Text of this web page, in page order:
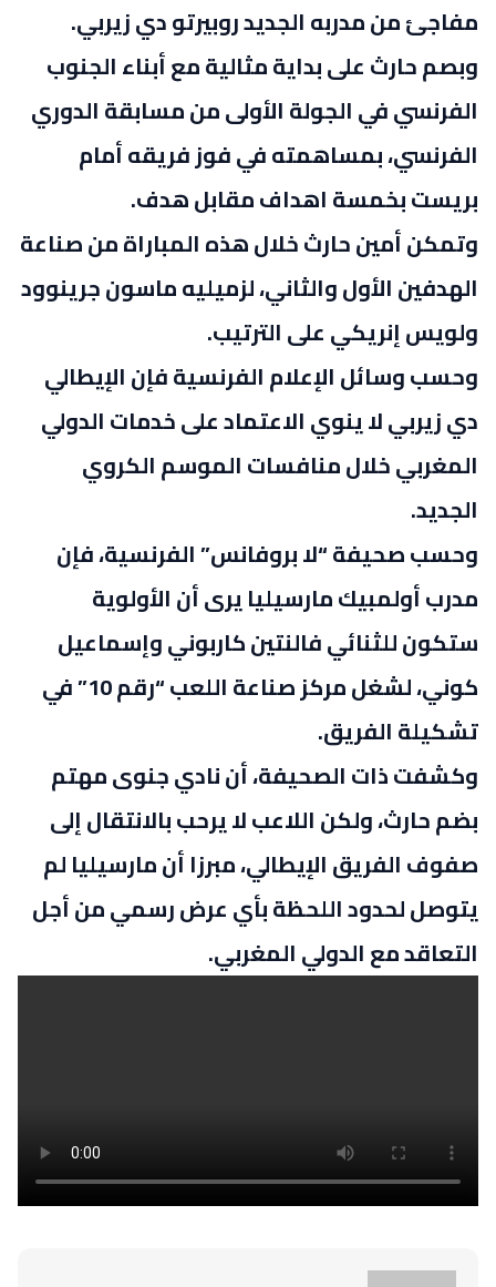
مفاجئ من مدربه الجديد روبيرتو دي زيربي.
وبصم حارث على بداية مثالية مع أبناء الجنوب
الفرنسي في الجولة الأولى من مسابقة الدوري
الفرنسي، بمساهمته في فوز فريقه أمام
بريست بخمسة اهداف مقابل هدف.
وتمكن أمين حارث خلال هذه المباراة من صناعة
الهدفين الأول والثاني، لزميليه ماسون جرينوود
ولويس إنريكي على الترتيب.
وحسب وسائل الإعلام الفرنسية فإن الإيطالي
دي زيربي لا ينوي الاعتماد على خدمات الدولي
المغربي خلال منافسات الموسم الكروي
الجديد.
وحسب صحيفة “لا بروفانس” الفرنسية، فإن
مدرب أولمبيك مارسيليا يرى أن الأولوية
ستكون للثنائي فالنتين كاربوني وإسماعيل
كوني، لشغل مركز صناعة اللعب “رقم 10” في
تشكيلة الفريق.
وكشفت ذات الصحيفة، أن نادي جنوى مهتم
بضم حارث، ولكن اللاعب لا يرحب بالانتقال إلى
صفوف الفريق الإيطالي، مبرزا أن مارسيليا لم
يتوصل لحدود اللحظة بأي عرض رسمي من أجل
التعاقد مع الدولي المغربي.